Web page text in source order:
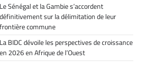
Le Sénégal et la Gambie s’accordent
définitivement sur la délimitation de leur
frontière commune
La BIDC dévoile les perspectives de croissance
en 2026 en Afrique de l’Ouest